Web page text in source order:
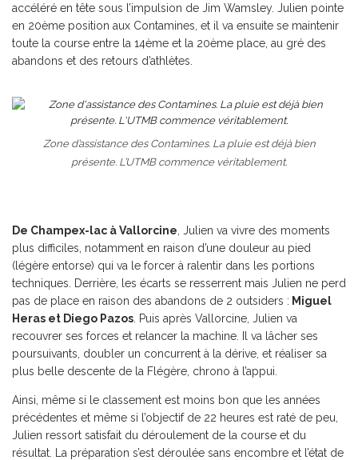
accéléré en tête sous l’impulsion de Jim Wamsley. Julien pointe
en 20ème position aux Contamines, et il va ensuite se maintenir
toute la course entre la 14ème et la 20ème place, au gré des
abandons et des retours d’athlètes.
Zone d’assistance des Contamines. La pluie est déjà bien
présente. L’UTMB commence véritablement.
De Champex-lac à Vallorcine , Julien va vivre des moments
plus difficiles, notamment en raison d’une douleur au pied
(légère entorse) qui va le forcer à ralentir dans les portions
techniques. Derrière, les écarts se resserrent mais Julien ne perd
pas de place en raison des abandons de 2 outsiders : Miguel
Heras et Diego Pazos . Puis après Vallorcine, Julien va
recouvrer ses forces et relancer la machine. Il va lâcher ses
poursuivants, doubler un concurrent à la dérive, et réaliser sa
plus belle descente de la Flégère, chrono à l’appui.
Ainsi, même si le classement est moins bon que les années
précédentes et même si l’objectif de 22 heures est raté de peu,
Julien ressort satisfait du déroulement de la course et du
résultat. La préparation s’est déroulée sans encombre et l’état de